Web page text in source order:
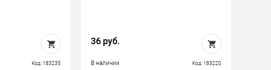
Код: 183235
36 руб.
В наличии Код: 183220